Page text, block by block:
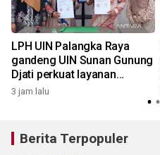
LPH UIN Palangka Raya
gandeng UIN Sunan Gunung
Djati perkuat layanan
sertifikasi halal
3 jam lalu
Berita Terpopuler